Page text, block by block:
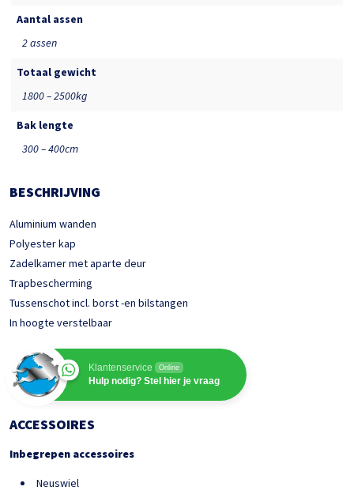
Aantal assen
2 assen
Totaal gewicht
1800 – 2500kg
Bak lengte
300 – 400cm
BESCHRIJVING
Aluminium wanden
Polyester kap
Zadelkamer met aparte deur
Trapbescherming
Tussenschot incl. borst -en bilstangen
In hoogte verstelbaar
Klantenservice Online
Hulp nodig? Stel hier je vraag
ACCESSOIRES
Inbegrepen accessoires
Neuswiel